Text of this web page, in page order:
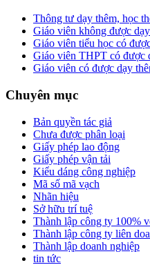
Thông tư dạy thêm, học
Giáo viên không được
Giáo viên tiểu học có
Giáo viên THPT có được
Giáo viên có được dạy
Chuyên mục
Bản quyền tác giả
Chưa được phân loại
Giấy phép lao động
Giấy phép vận tải
Kiểu dáng công nghiệp
Mã số mã vạch
Nhãn hiệu
Sở hữu trí tuệ
Thành lập công ty 100%
Thành lập công ty liên
Thành lập doanh nghiệp
tin tức